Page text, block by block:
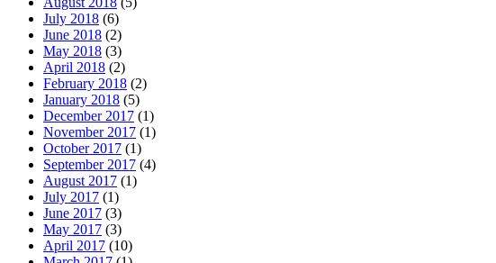
July 2018 (6)
June 2018 (2)
May 2018 (3)
April 2018 (2)
February 2018 (2)
January 2018 (5)
December 2017 (1)
November 2017 (1)
October 2017 (1)
September 2017 (4)
August 2017 (1)
July 2017 (1)
June 2017 (3)
May 2017 (3)
April 2017 (10)